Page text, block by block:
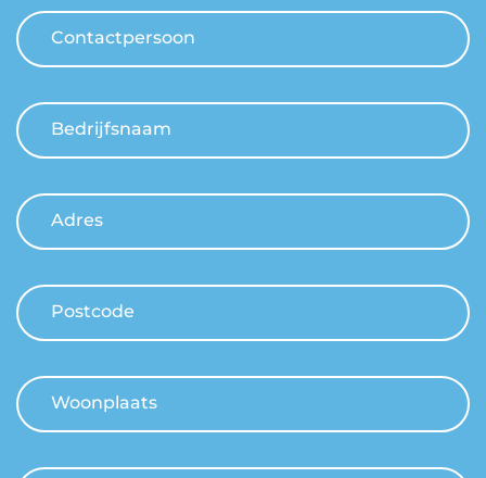
Contactpersoon
Bedrijfsnaam
Adres
Postcode
Woonplaats